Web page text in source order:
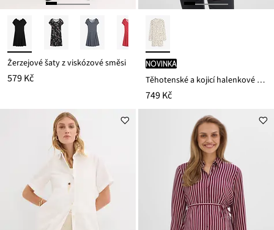
Žerzejové šaty z viskózové směsi
579 Kč
novinka
Těhotenské a kojicí halenkové šaty 2 v 1, ze splývavé viskózy
749 Kč